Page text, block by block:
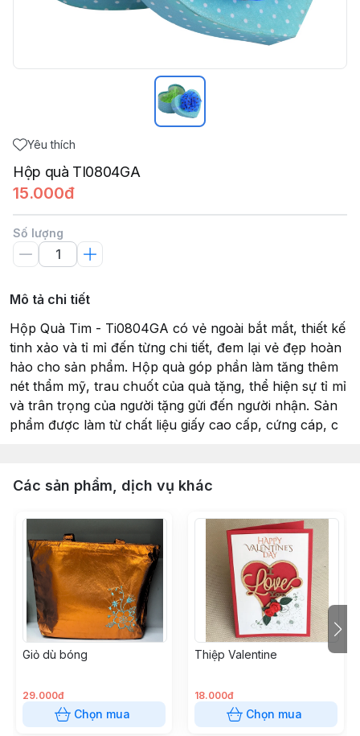
Yêu thích
Hộp quà TI0804GA
15.000đ
Số lượng
Mô tả chi tiết
Hộp Quà Tim - Ti0804GA có vẻ ngoài bắt mắt, thiết kế
tinh xảo và tỉ mỉ đến từng chi tiết, đem lại vẻ đẹp hoàn
hảo cho sản phẩm. Hộp quà góp phần làm tăng thêm
nét thẩm mỹ, trau chuốt của quà tặng, thể hiện sự tỉ mỉ
và trân trọng của người tặng gửi đến người nhận. Sản
phẩm được làm từ chất liệu giấy cao cấp, cứng cáp, c
Các sản phẩm, dịch vụ khác
Giỏ dù bóng
29.000đ
Chọn mua
Thiệp Valentine
18.000đ
Chọn mua